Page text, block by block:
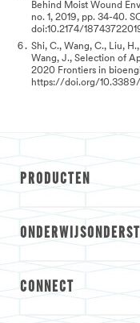
Behind Moist Wound
no. 1, 2019, pp. 34-40.
doi:10.2174/
Shi, C., Wang, C., Liu,
Wang, J., Selection of
2020 Frontiers in
https://doi.org/
PRODUCTEN
CONNECT